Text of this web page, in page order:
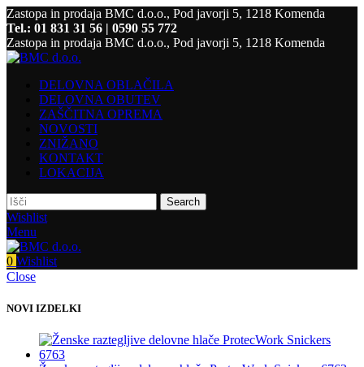
Zastopa in prodaja BMC d.o.o., Pod javorji 5, 1218 Komenda
Tel.: 01 831 31 56 | 0590 55 772
Zastopa in prodaja BMC d.o.o., Pod javorji 5, 1218 Komenda
DELOVNA OBLAČILA
DELOVNA OBUTEV
ZAŠČITNA OPREMA
NOVOSTI
ZNIŽANO
KONTAKT
LOKACIJA
Search
Wishlist
Menu
0 Wishlist
Close
NOVI IZDELKI